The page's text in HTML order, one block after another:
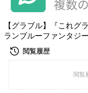
【グラブル】『これグ
ランブルーファンタジー